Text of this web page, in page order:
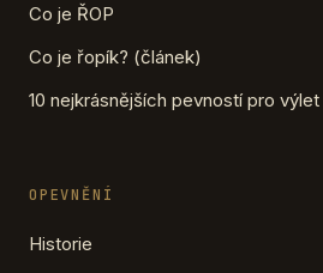
Co je ŘOP
Co je řopík? (článek)
10 nejkrásnějších pevností pro výlet
OPEVNĚNÍ
Historie